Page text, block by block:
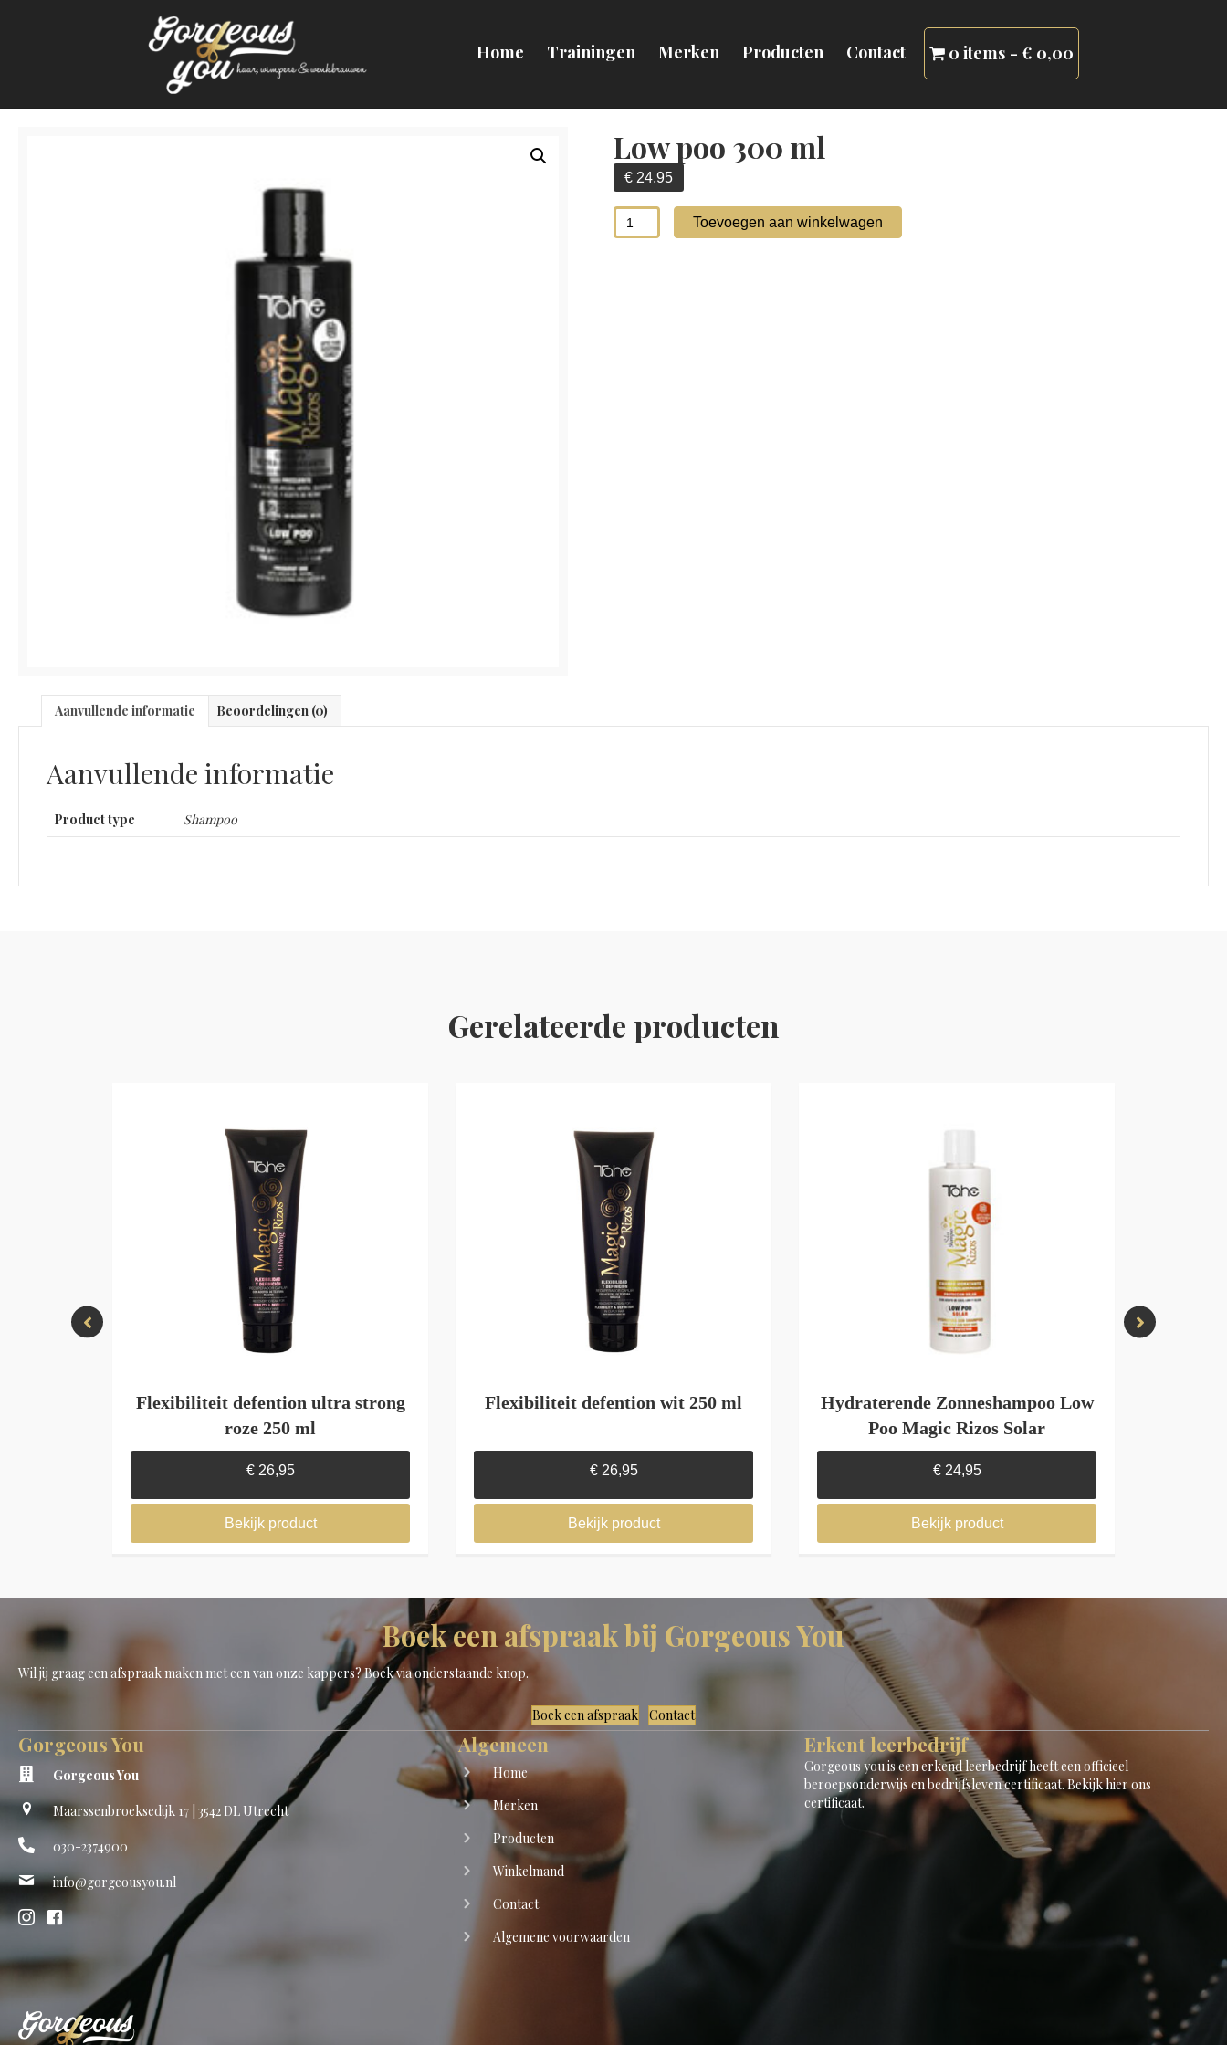
Home Trainingen Merken Producten Contact 0 items € 0,00
Low poo 300 ml
€ 24,95
Low
poo
Toevoegen aan winkelwagen
Aanvullende informatie Beoordelingen (0)
Aanvullende informatie
Product type Shampoo
Gerelateerde producten
Flexibiliteit defention ultra strong
roze 250 ml
€26,95
Bekijk product
Flexibiliteit defention wit 250 ml
€26,95
Bekijk product
Hydraterende Zonneshampoo Low
Poo Magic Rizos Solar
€24,95
Bekijk product
Boek een afspraak bij Gorgeous You
Wil jij graag een afspraak maken met een van onze kappers? Boek via onderstaande knop.
Boek een afspraak Contact
Gorgeous You
Gorgeous You
Maarssenbroeksedijk 17 | 3542 DL Utrecht
030-2374900
info@gorgeousyou.nl
Algemeen
Home
Merken
Producten
Winkelmand
Contact
Algemene voorwaarden
Erkent leerbedrijf
Gorgeous you is een erkend leerbedrijf heeft een officieel
beroepsonderwijs en bedrijfsleven certificaat.Bekijk hier ons
certificaat.